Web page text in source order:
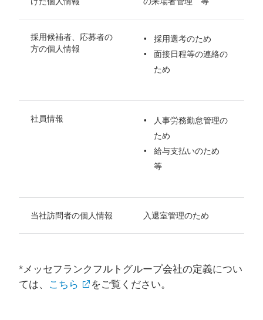
採用候補者、応募者の
方の個人情報
採用選考のため
面接日程等の連絡の
ため
社員情報
人事労務勤怠管理の
ため
給与支払いのため
等
当社訪問者の個人情報 入退室管理のため
*メッセフランクフルトグループ会社の定義につい
ては、
こちら をご覧ください。